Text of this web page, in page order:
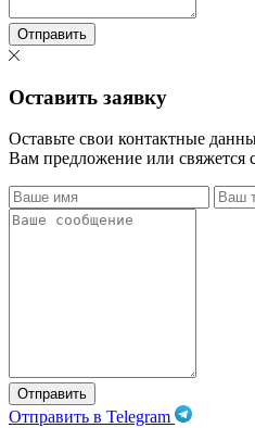
Отправить
Оставить заявку
Оставьте свои контактные
Вам предложение или
Отправить
Отправить в Telegram